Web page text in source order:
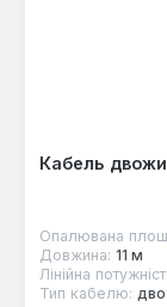
Кабель
Опалювана
Довжина: 11 м
Лінійна
Тип кабелю: